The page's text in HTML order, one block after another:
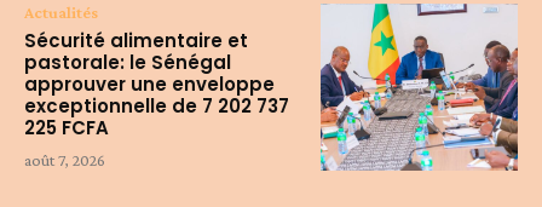
Actualités
Sécurité alimentaire et
pastorale: le Sénégal
approuver une enveloppe
exceptionnelle de 7 202 737
225 FCFA
août 7, 2026